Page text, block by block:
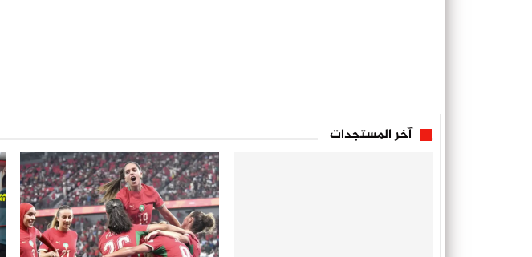
آخر المستجدات